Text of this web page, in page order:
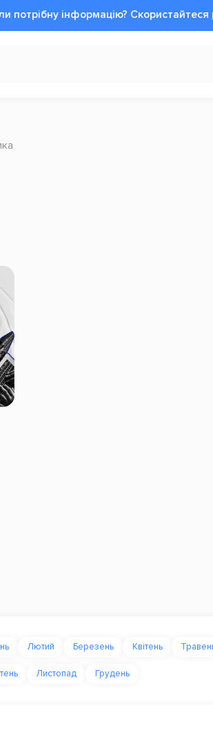
потрібну інформацію? Cкористайтеся
Лютий Березень Квітень
Листопад Грудень